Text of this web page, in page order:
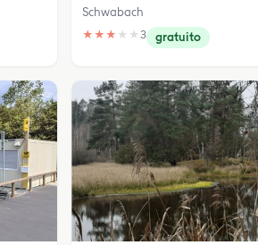
Schwabach
★ ★ ★ ★ ★3 gratuito